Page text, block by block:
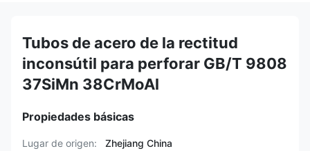
Tubos de acero de la rectitud
inconsútil para perforar GB/T 9808
37SiMn 38CrMoAl
Propiedades básicas
Lugar de origen:
Zhejiang China